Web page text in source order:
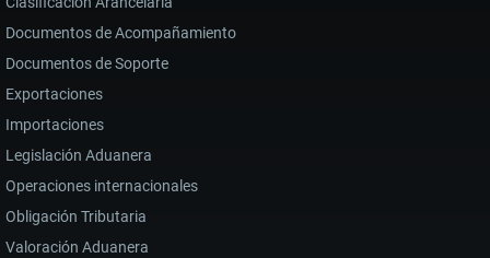
Documentos de Acompañamiento
Documentos de Soporte
Exportaciones
Importaciones
Legislación Aduanera
Operaciones internacionales
Obligación Tributaria
Valoración Aduanera